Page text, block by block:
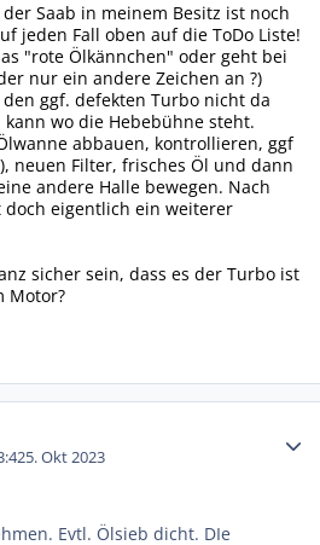
Saab in meinem Besitz ist noch
jeden Fall oben auf die ToDo Liste!
"rote Ölkännchen" oder geht bei
nur ein andere Zeichen an ?)
ggf. defekten Turbo nicht da
wo die Hebebühne steht.
abbauen, kontrollieren, ggf
neuen Filter, frisches Öl und dann
andere Halle bewegen. Nach
eigentlich ein weiterer
sicher sein, dass es der Turbo ist
Motor?
5. Okt 2023
Evtl. Ölsieb dicht. DIe